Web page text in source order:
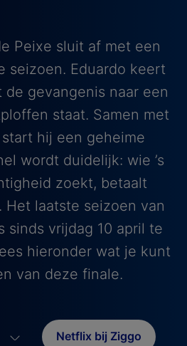
Peixe sluit af met een
seizoen. Eduardo keert
gevangenis naar een
staat. Samen met
hij een geheime
wordt duidelijk: wie ’s
zoekt, betaalt
Het laatste seizoen van
sinds vrijdag 10 april te
hieronder wat je kunt
van deze finale.
Netflix bij Ziggo